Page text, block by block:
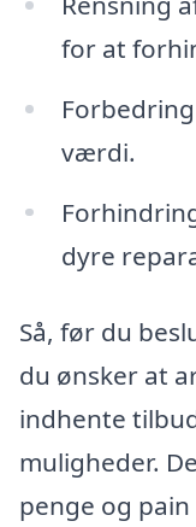
for at
værdi.
dyre
Så, før du
du ønsker at
indhente
muligheder.
penge og